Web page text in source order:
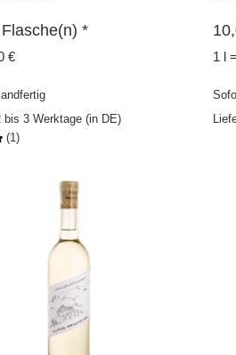
*
€
bis 3 Werktage (in DE)
(1 )
1 l